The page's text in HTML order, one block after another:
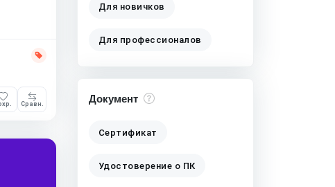
Сравн.
Для новичков
Для профессионалов
Документ
Сертификат
Удостоверение о ПК